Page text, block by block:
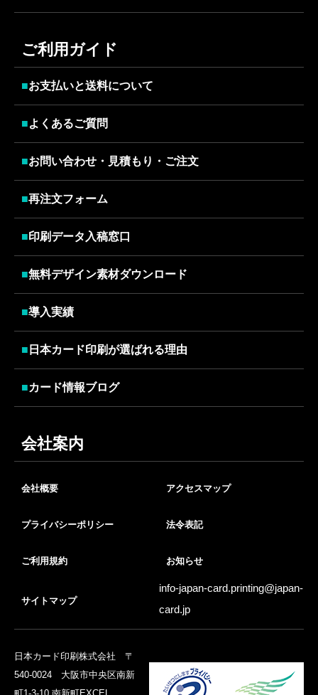
ご利用ガイド
■お支払いと送料について
■よくあるご質問
■お問い合わせ・見積もり・ご注文
■再注文フォーム
■印刷データ入稿窓口
■無料デザイン素材ダウンロード
■導入実績
■ 日本カード印刷が選ばれる理由
■カード情報ブログ
会社案内
会社概要 アクセスマップ
プライバシーポリシー 法令表記
ご利用規約 お知らせ
サイトマップ
info-japan-card.printing@japan-
card.jp
日本カード印刷株式会社 〒
540-0024 大阪市中央区南新